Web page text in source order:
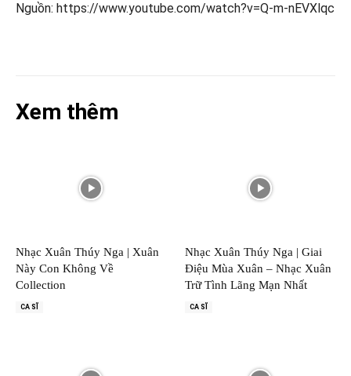
Nguồn: https://www.youtube.com/watch?v=Q-m-nEVXlqc
Xem thêm
Nhạc Xuân Thúy Nga | Xuân
Này Con Không Về
Collection
CA SĨ
Nhạc Xuân Thúy Nga | Giai
Điệu Mùa Xuân – Nhạc Xuân
Trữ Tình Lãng Mạn Nhất
CA SĨ